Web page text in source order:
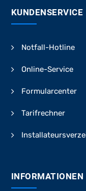
KUNDENSERVICE
Notfall-Hotline
Online-Service
Formularcenter
Tarifrechner
INFORMATIONEN